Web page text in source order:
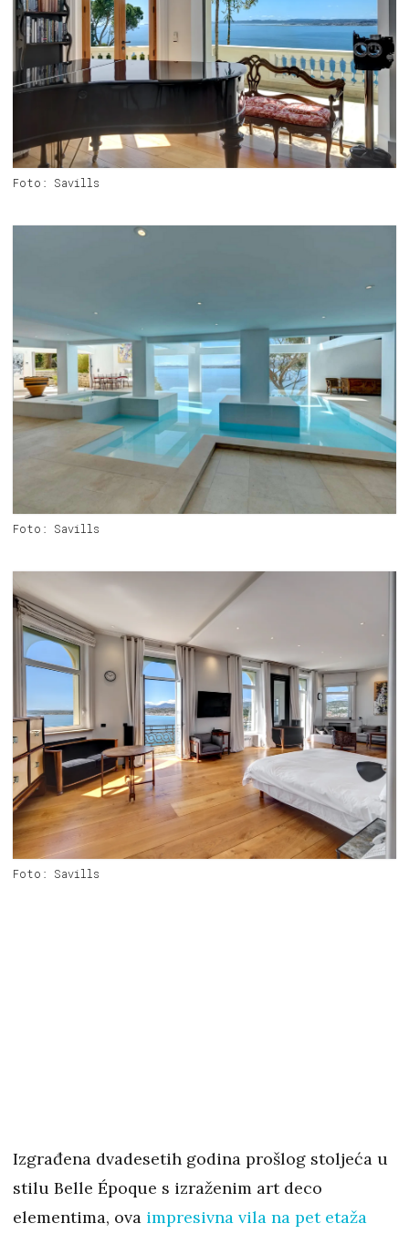
Foto: Savills
Foto: Savills
Foto: Savills
Izgrađena dvadesetih godina prošlog stoljeća u
stilu Belle Époque s izraženim art deco
elementima, ova impresivna vila na pet etaža